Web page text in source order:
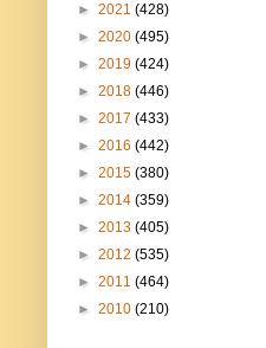
► 2021 (428)
► 2020 (495)
► 2019 (424)
► 2018 (446)
► 2017 (433)
► 2016 (442)
► 2015 (380)
► 2014 (359)
► 2013 (405)
► 2012 (535)
► 2011 (464)
► 2010 (210)